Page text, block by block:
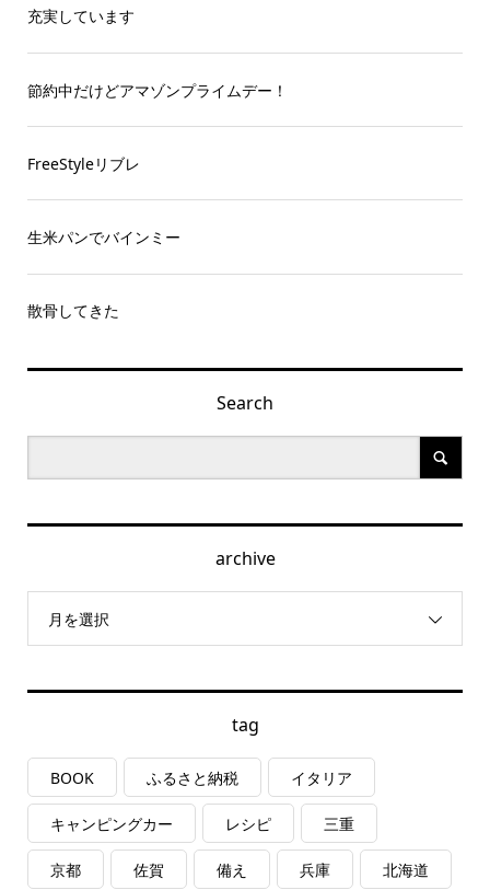
充実しています
節約中だけどアマゾンプライムデー！
FreeStyleリブレ
生米パンでバインミー
散骨してきた
Search
archive
月を選択
tag
BOOK ふるさと納税 イタリア
キャンピングカー レシピ 三重
京都 佐賀 備え 兵庫 北海道